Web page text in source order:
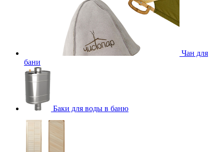
Чан для
бани
Баки для воды в баню